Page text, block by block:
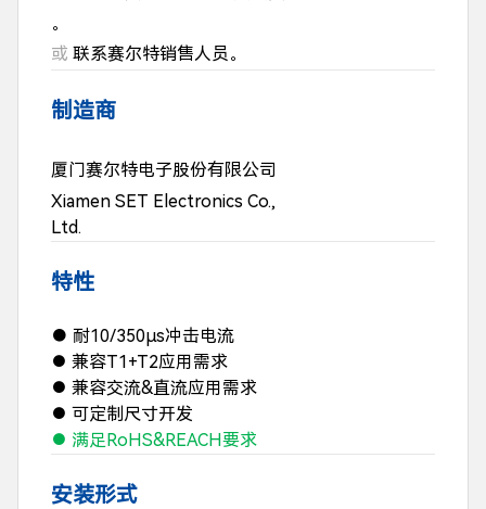
。
或 联系赛尔特销售人员。
制造商
厦门赛尔特电子股份有限公司
Xiamen SET Electronics Co.,
Ltd.
特性
● 耐10/350μs冲击电流
● 兼容T1+T2应用需求
● 兼容交流&直流应用需求
● 可定制尺寸开发
● 满足RoHS&REACH要求
安装形式